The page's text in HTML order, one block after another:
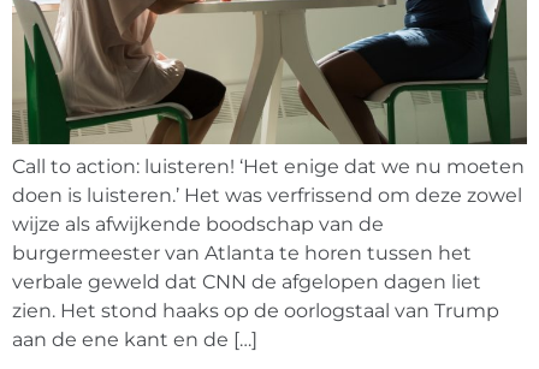
Call to action: luisteren! ‘Het enige dat we nu moeten
doen is luisteren.’ Het was verfrissend om deze zowel
wijze als afwijkende boodschap van de
burgermeester van Atlanta te horen tussen het
verbale geweld dat CNN de afgelopen dagen liet
zien. Het stond haaks op de oorlogstaal van Trump
aan de ene kant en de […]